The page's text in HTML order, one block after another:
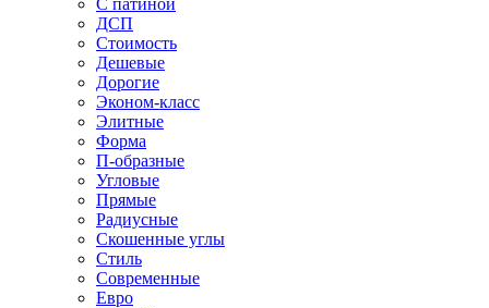
С патиной
ДСП
Стоимость
Дешевые
Дорогие
Эконом-класс
Элитные
Форма
П-образные
Угловые
Прямые
Радиусные
Скошенные углы
Стиль
Современные
Евро